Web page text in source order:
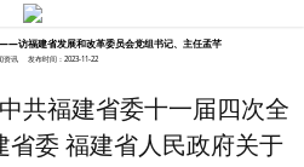
访福建省发展和改革委员会党组书记、主任孟芊
资讯 发布时间：2023-11-22
共福建省委十一届四次全
省委 福建省人民政府关于